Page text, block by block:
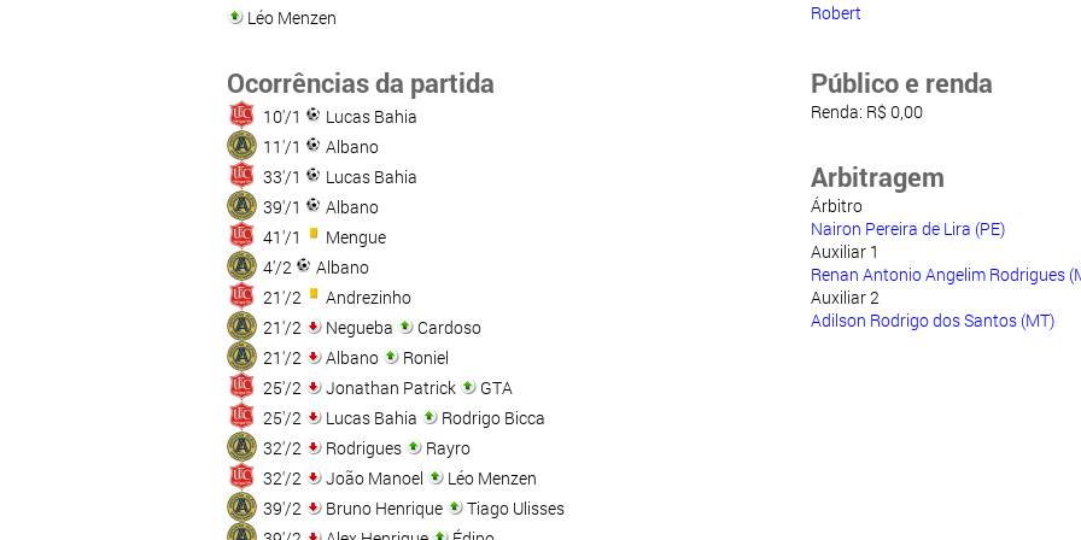
Léo Menzen
Robert
Ocorrências da partida
10'/1
Lucas Bahia
11'/1
Albano
33'/1
Lucas Bahia
39'/1
Albano
41'/1
Mengue
4'/2
Albano
21'/2
Andrezinho
21'/2
Negueba
Cardoso
21'/2
Albano
Roniel
25'/2
Jonathan Patrick
GTA
25'/2
Lucas Bahia
Rodrigo Bicca
32'/2
Rodrigues
Rayro
32'/2
João Manoel
Léo Menzen
39'/2
Bruno Henrique
Tiago Ulisses
Público e renda
Renda: R$ 0,00
Arbitragem
Árbitro
Nairon Pereira de Lira (PE)
Auxiliar 1
Renan Antonio Angelim Rodrigues
Auxiliar 2
Adilson Rodrigo dos Santos (MT)